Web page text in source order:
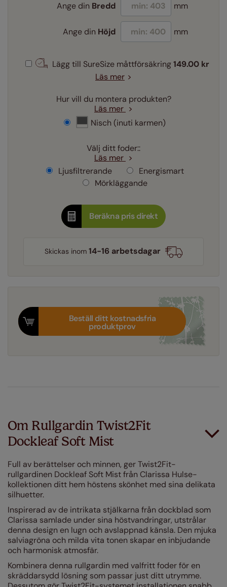
Ange din Bredd mm
Ange din Höjd mm
Lägg till SureSize måttförsäkring 149.00 kr
Läs mer
Hur vill du montera produkten?
Läs mer
Nisch (inuti karmen)
Välj ditt foder::
Läs mer
Ljusfiltrerande
Energismart
Mörkläggande
Beräkna pris direkt
Skickas inom 14-16 arbetsdagar
Beställ ditt kostnadsfria
produktprov
Om Rullgardin Twist2Fit
Dockleaf Soft Mist
Full av berättelser och minnen, ger Twist2Fit-
rullgardinen Dockleaf Soft Mist från Clarissa Hulse-
kollektionen ditt hem höstens skönhet med sina delikata
silhuetter.
Inspirerad av de intrikata stjälkarna från dockblad som
Clarissa samlade under sina höstvandringar, utstrålar
denna design en lugn och avslappnad känsla. Den mjuka
salviagröna och milda vita tonen skapar en inbjudande
och harmonisk atmosfär.
Kombinera denna rullgardin med valfritt foder för en
skräddarsydd lösning som passar just ditt utrymme.